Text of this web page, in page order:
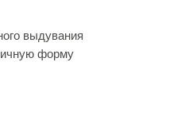
выдувания
форму